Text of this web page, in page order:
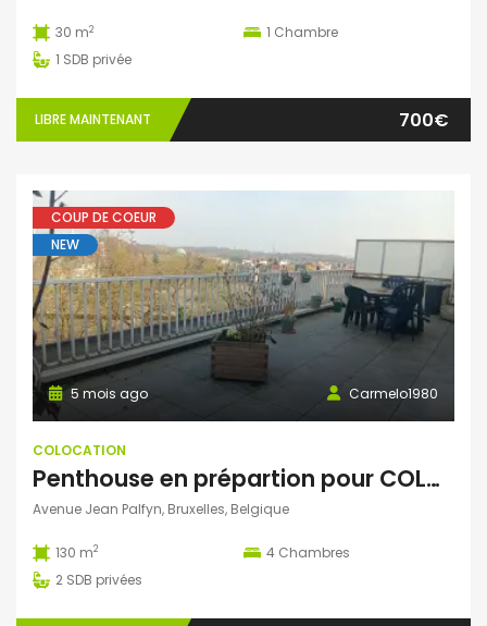
30 m2 1 Chambre
1 SDB privée
LIBRE MAINTENANT 700€
COUP DE COEUR
NEW
Carmelo1980
5 mois ago
COLOCATION
Penthouse en prépartion pour COLOC
Avenue Jean Palfyn, Bruxelles, Belgique
130 m2 4 Chambres
2 SDB privées